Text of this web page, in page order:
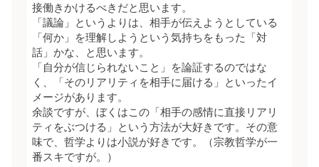
接働きかけるべきだと思います。
「議論」というよりは、相手が伝えようとしている
「何か」を理解しようという気持ちをもった「対
話」かな、と思います。
「自分が信じられないこと」を論証するのではな
く、「そのリアリティを相手に届ける」といったイ
メージがあります。
余談ですが、ぼくはこの「相手の感情に直接リアリ
ティをぶつける」という方法が大好きです。その意
味で、哲学よりは小説が好きです。（宗教哲学が一
番スキですが。）